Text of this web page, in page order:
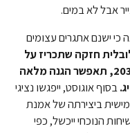
אבל לא במים.
כי ישנם אתגרים עצומים
חזקה שתכריז על
30% משטחי האוקיינוסים כמוגנים עד 2030, תאפשר הגנה מלאה
בסוף אוגוסט, ייפגשו נציגי
ביצירתה של אמנת
הנוכחי ייכשל, כפי